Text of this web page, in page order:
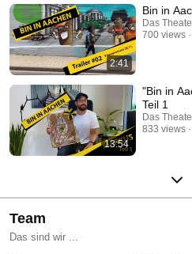
2:41
Bin in
Das
700 views
13:54
"Bin in
Teil 1
Das
833 views
Team
Das sind wir ...